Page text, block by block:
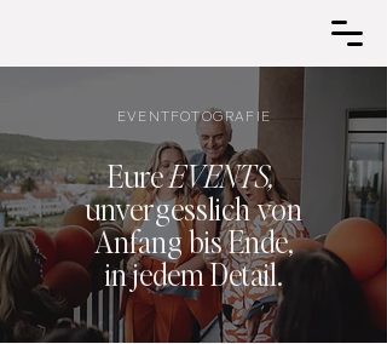
EVENTFOTOGRAFIE
EureEVENTS,
unvergesslich von
Anfang bis Ende,
in jedem Detail.